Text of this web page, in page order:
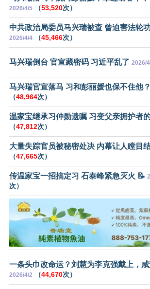
2026/4/5 （53,520次）
中共政治局委员马兴瑞被查 曾迫害法轮
2026/4/4 （45,466次）
马兴瑞倒台 官宣藏密码 习近平乱了 2026/
马兴瑞官宣落马 习和彭丽媛也保不住他
（48,964次）
温家宝继承习仲勋遗嘱 习变父亲拥护者
（47,812次）
大量失踪官员被秘密处决 内幕让人瞠目
（47,665次）
传温家宝一招搞定习 石泰峰紧急灭火 📝
次）
一条头巾改命运？刘慧为李克强戴上，咸
2026/4/2 （44,670次）